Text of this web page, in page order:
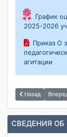
СВЕДЕНИЯ ОБ
График
2025-2026
Приказ О
агитации
Назад